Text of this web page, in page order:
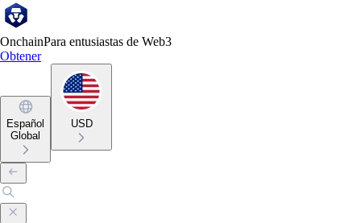
OnchainPara entusiastas de Web3
Obtener
Español
Global
USD